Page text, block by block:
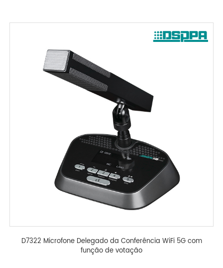
D7322 Microfone Delegado da Conferência WiFi 5G com
função de votação